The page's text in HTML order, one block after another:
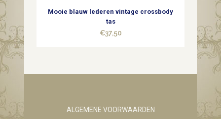
Mooie blauw lederen vintage crossbody
tas
€37,50
ALGEMENE VOORWAARDEN